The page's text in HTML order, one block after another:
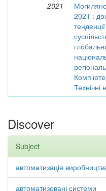
2021
2021 :
Технічні
Discover
Subject
автоматизація
автоматизовані системи